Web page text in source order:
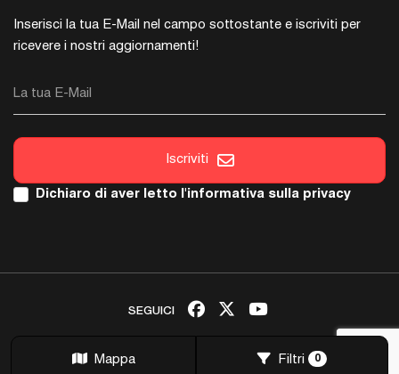
Mappa Filtri 0
Inserisci la tua E-Mail nel campo sottostante e iscriviti per
ricevere i nostri aggiornamenti!
La tua E-Mail
Iscriviti
Dichiaro di aver letto l'informativa sulla privacy
SEGUICI